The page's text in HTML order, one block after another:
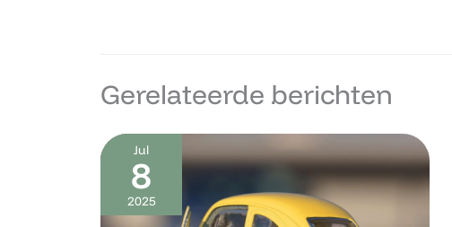
Gerelateerde berichten
Jul
8
2025